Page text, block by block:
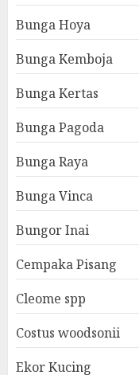
Bunga Hoya
Bunga Kemboja
Bunga Kertas
Bunga Pagoda
Bunga Raya
Bunga Vinca
Bungor Inai
Cempaka Pisang
Cleome spp
Costus woodsonii
Ekor Kucing